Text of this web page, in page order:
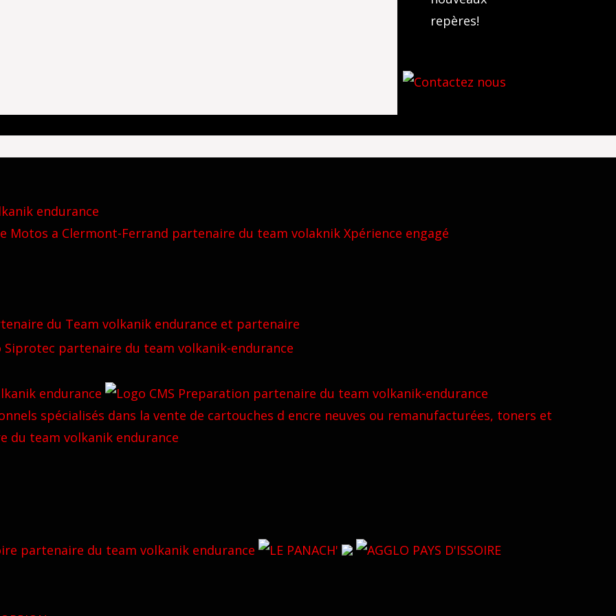
repères!